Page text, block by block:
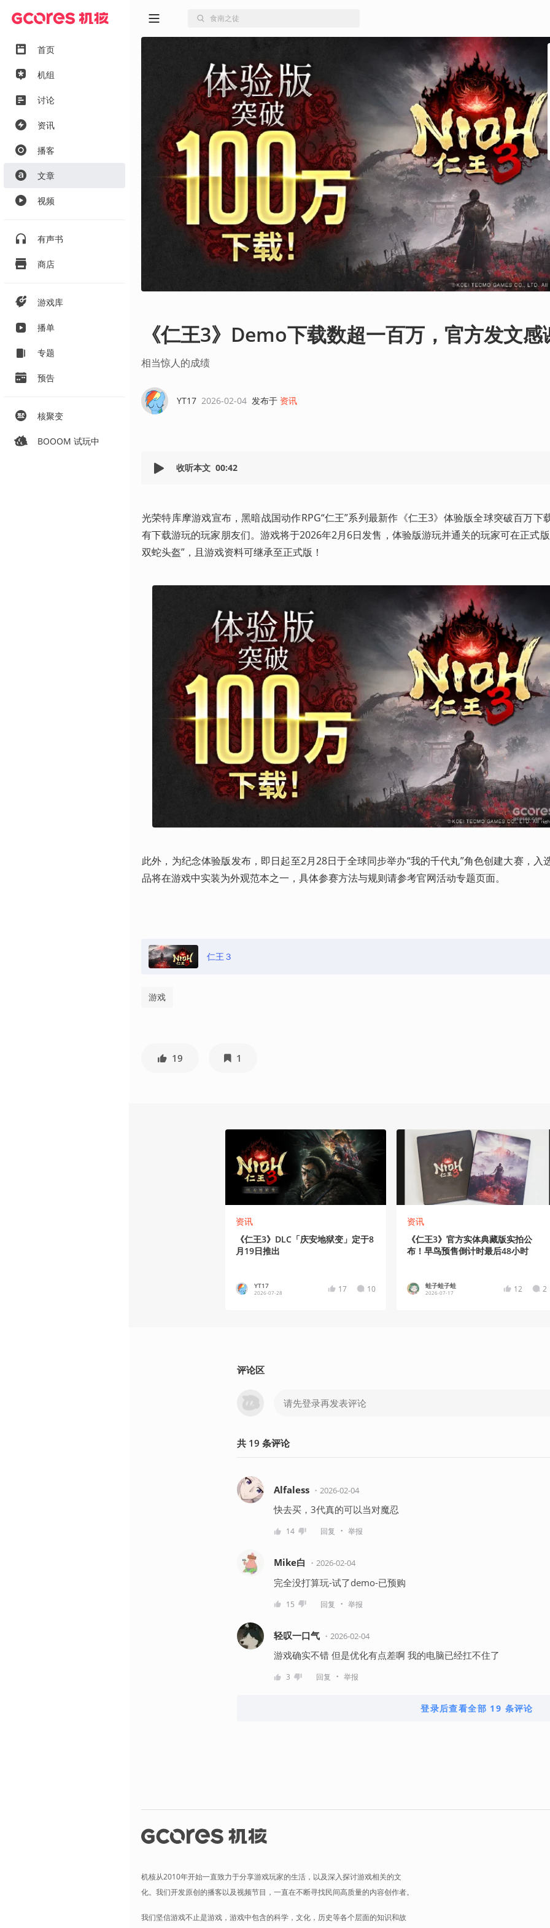
首页
机组
讨论
资讯
播客
文章
视频
有声书
商店
游戏库
播单
专题
预告
核聚变
BOOOM 试玩中
《仁王3》Demo下载数超一百万，官方发文感
相当惊人的成绩
YT17 2026-02-04 发布于 资讯
收听本文 00:42
光荣特库摩游戏宣布，黑暗战国动作RPG“仁王”系列最新作《仁王3》体验版全球突破百万下
有下载游玩的玩家朋友们。游戏将于2026年2月6日发售，体验版游玩并通关的玩家可在正式
双蛇头盔”，且游戏资料可继承至正式版！
此外，为纪念体验版发布，即日起至2月28日于全球同步举办“我的千代丸”角色创建大赛，入
品将在游戏中实装为外观范本之一，具体参赛方法与规则请参考官网活动专题页面。
仁王３
游戏
19 1
资讯
《仁王3》DLC「庆安地狱变」定于8
月19日推出
YT17
2026-07-28 17 10
资讯
《仁王3》官方实体典藏版实拍公
布！早鸟预售倒计时最后48小时
蛙子蛙子蛙
2026-07-17 12 2
评论区
共 19 条评论
Alfaless ・ 2026-02-04
快去买，3代真的可以当对魔忍
14 回复 ・ 举报
Mike白 ・ 2026-02-04
完全没打算玩-试了demo-已预购
15 回复 ・ 举报
轻叹一口气 ・ 2026-02-04
游戏确实不错 但是优化有点差啊 我的电脑已经扛不住了
3 回复 ・ 举报
登录后查看全部 19 条评论
机核从2010年开始一直致力于分享游戏玩家的生活，以及深入探讨游戏相关的文
化。我们开发原创的播客以及视频节目，一直在不断寻找民间高质量的内容创作者。
我们坚信游戏不止是游戏，游戏中包含的科学，文化，历史等各个层面的知识和故